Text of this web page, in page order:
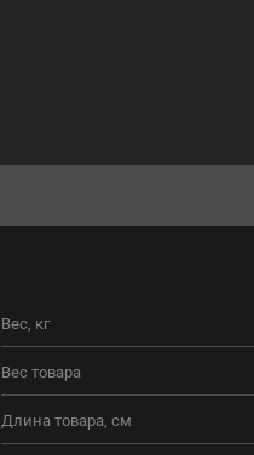
Вес, кг
Вес товара
Длина товара, см